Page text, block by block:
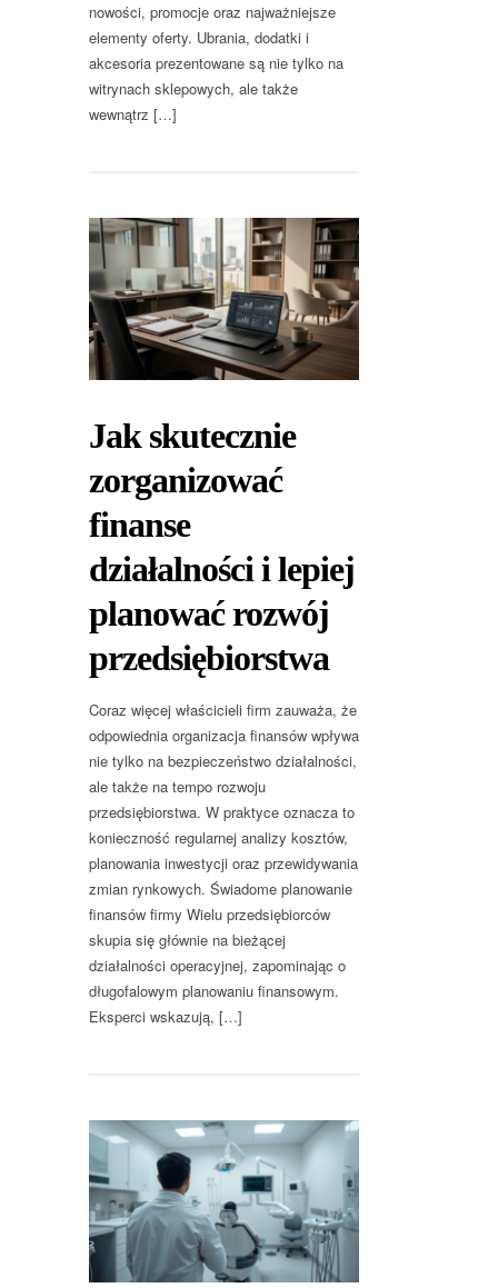
nowości, promocje oraz najważniejsze
elementy oferty. Ubrania, dodatki i
akcesoria prezentowane są nie tylko na
witrynach sklepowych, ale także
wewnątrz […]
Jak skutecznie
zorganizować
finanse
działalności i lepiej
planować rozwój
przedsiębiorstwa
Coraz więcej właścicieli firm zauważa, że
odpowiednia organizacja finansów wpływa
nie tylko na bezpieczeństwo działalności,
ale także na tempo rozwoju
przedsiębiorstwa. W praktyce oznacza to
konieczność regularnej analizy kosztów,
planowania inwestycji oraz przewidywania
zmian rynkowych. Świadome planowanie
finansów firmy Wielu przedsiębiorców
skupia się głównie na bieżącej
działalności operacyjnej, zapominając o
długofalowym planowaniu finansowym.
Eksperci wskazują, […]